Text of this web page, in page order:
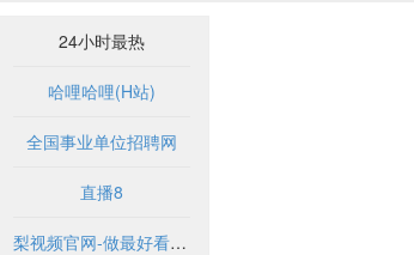
24小时最热
哈哩哈哩(H站)
全国事业单位招聘网
直播8
梨视频官网-做最好看的资讯短视频-Pear Video